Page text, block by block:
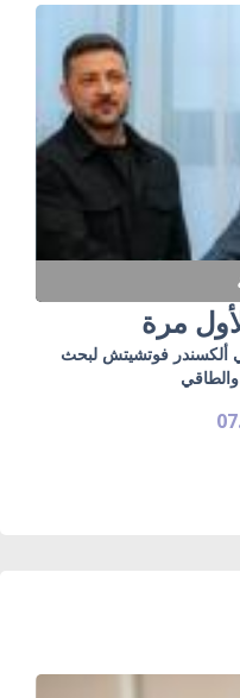
مرة
ألكسندر فوتشيتش لبحث
والطاقي